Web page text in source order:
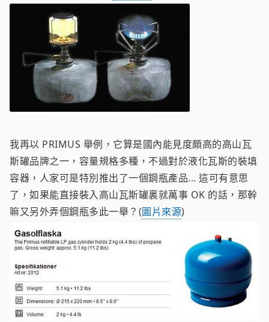
我再以 PRIMUS 舉例，它算是國內能見度頗高的高山瓦
斯罐品牌之一，容量規格多種，不過對於液化瓦斯的裝填
容器，人家可是特別推出了一個鋼瓶產品... 這可有意思
了，如果能直接裝入高山瓦斯罐裏就萬事 OK 的話，那幹
嘛又另外弄個鋼瓶多此一舉？(圖片來源)